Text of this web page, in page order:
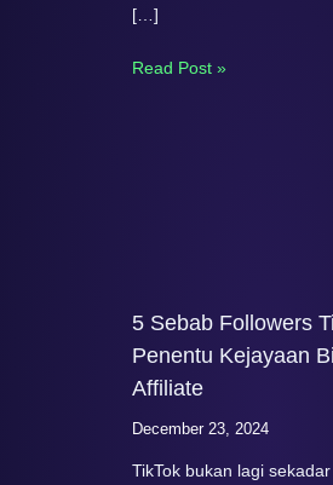
[…]
Read Post »
5 Sebab Followers
Penentu Kejayaan
Affiliate
December 23, 2024
TikTok bukan lagi